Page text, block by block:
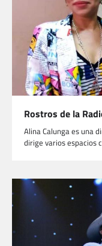
Rostros de la
Alina Calunga es una
dirige varios